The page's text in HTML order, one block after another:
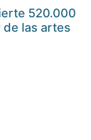
520.000
las artes